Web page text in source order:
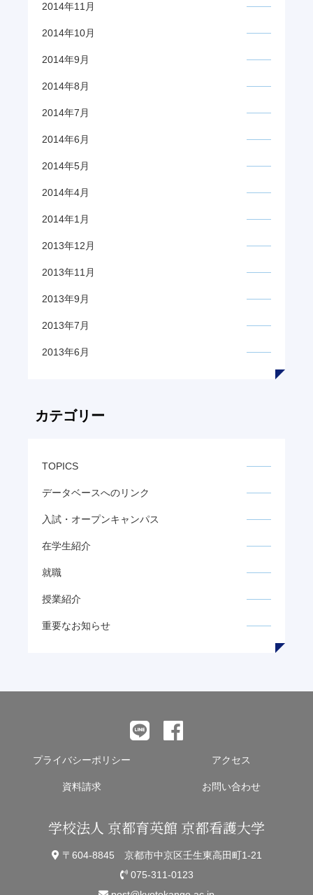
2014年11月
2014年10月
2014年9月
2014年8月
2014年7月
2014年6月
2014年5月
2014年4月
2014年1月
2013年12月
2013年11月
2013年9月
2013年7月
2013年6月
カテゴリー
TOPICS
データベースへのリンク
入試・オープンキャンパス
在学生紹介
就職
授業紹介
重要なお知らせ
プライバシーポリシー アクセス
資料請求 お問い合わせ
学校法人 京都育英館 京都看護大学
〒604-8845 京都市中京区壬生東高田町1-21
075-311-0123